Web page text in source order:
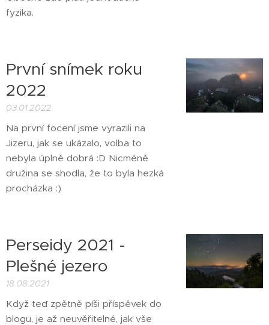
fyzika.
První snímek roku
2022
03.01.2022
Na první focení jsme vyrazili na
Jizeru, jak se ukázalo, volba to
nebyla úplně dobrá :D Nicméně
družina se shodla, že to byla hezká
procházka :)
Perseidy 2021 -
Plešné jezero
18.08.2021
Když teď zpětně píši příspěvek do
blogu, je až neuvěřitelné, jak vše